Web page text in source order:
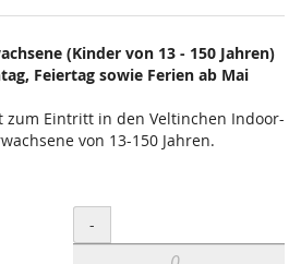
(Kinder von 13 - 150 Jahren)
Feiertag sowie Ferien ab Mai
zum Eintritt in den Veltinchen Indoor-
von 13-150 Jahren.
Menge
-